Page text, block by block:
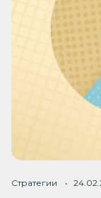
Стратегии